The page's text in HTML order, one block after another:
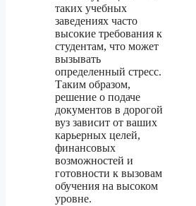
таких учебных
заведениях часто
высокие требования к
студентам, что может
вызывать
определенный стресс.
Таким образом,
решение о подаче
документов в дорогой
вуз зависит от ваших
карьерных целей,
финансовых
возможностей и
готовности к вызовам
обучения на высоком
уровне.